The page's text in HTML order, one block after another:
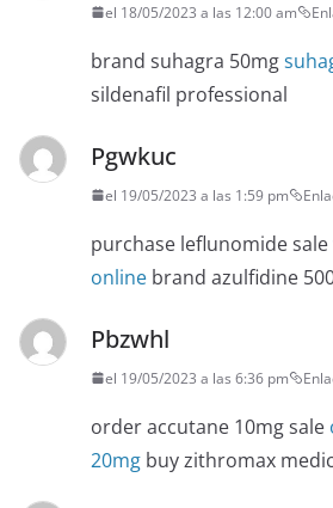
el 18/05/2023 a las 12:00 am
brand suhagra 50mg
sildenafil professional
Pgwkuc
el 19/05/2023 a las 1:59 pm
purchase leflunomide sale
online brand azulfidine
Pbzwhl
el 19/05/2023 a las 6:36 pm
order accutane 10mg sale
20mg buy zithromax